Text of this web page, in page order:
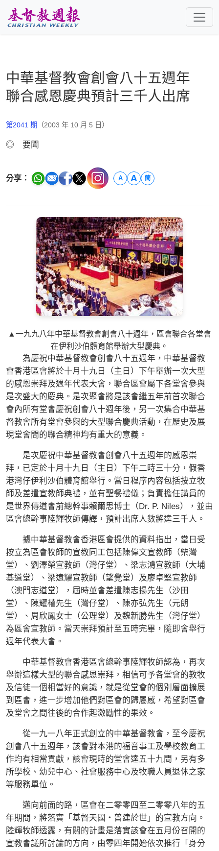
中華基督教會創會八十五週年
聯合感恩慶典預計三千人出席
第2041 期 （2003 年 10 月 5 日）
◎ 要聞
分享： A A 簡
▲一九九八年中華基督教會創會八十週年，區會聯合各堂會
在伊利沙伯體育館舉辦大型慶典。
為慶祝中華基督教會創會八十五週年，中華基督教
會香港區會將於十月十九日（主日）下午舉辦一次大型
的感恩崇拜及週年代表大會，聯合區會屬下各堂會參與
是次盛大的慶典。是次聚會將是該會繼五年前首次聯合
會內所有堂會慶祝創會八十週年後，另一次集合中華基
督教會所有堂會參與的大型聯合慶典活動，在歷史及展
現堂會間的聯合精神均有重大的意義。
是次慶祝中華基督教會創會八十五週年的感恩崇
拜，已定於十月十九日（主日）下午二時三十分，假香
港灣仔伊利沙伯體育館舉行。當日程序內容包括按立牧
師及差遣宣教師典禮，並有聖餐禮儀；負責擔任講員的
是世界傳道會前總幹事賴爾思博士（Dr. P. Niles），並由
區會總幹事陸輝牧師傳譯，預計出席人數將達三千人。
據中華基督教會香港區會提供的資料指出，當日受
按立為區會牧師的宣教同工包括陳偉文宣教師（柴灣
堂）、劉澤榮宣教師（灣仔堂）、梁志鴻宣教師（大埔
基道堂）、梁遠耀宣教師（望覺堂）及廖卓堅宣教師
（澳門志道堂），屆時並會差遣陳志揚先生（沙田
堂）、陳耀權先生（灣仔堂）、陳亦弘先生（元朗
堂）、周欣鳳女士（公理堂）及魏新勝先生（灣仔堂）
為區會宣教師。當天崇拜預計至五時完畢，隨即會舉行
週年代表大會。
中華基督教會香港區會總幹事陸輝牧師認為，再次
舉辦這樣大型的聯合感恩崇拜，相信可予各堂會的教牧
及信徒一個相當好的意識，就是從堂會的個別層面擴展
到區會，進一步增加他們對區會的歸屬感，希望對區會
及堂會之間往後的合作起激勵性的果效。
從一九一八年正式創立的中華基督教會，至今慶祝
創會八十五週年，該會對本港的福音事工及學校教育工
作均有相當貢獻，該會現時的堂會達五十九間，另有多
所學校、幼兒中心、社會服務中心及牧職人員退休之家
等服務單位。
邁向前面的路，區會在二零零四至二零零八年的五
年期間，將落實「基督天國‧普建於世」的宣教方向。
陸輝牧師透露，有關的計畫是落實該會在五月份召開的
宣教會議所討論的方向，由零四年開始依次推行「身分